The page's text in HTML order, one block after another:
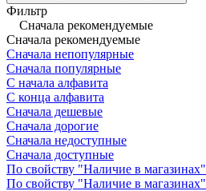
Фильтр
Сначала рекомендуемые
Сначала рекомендуемые
Сначала непопулярные
Сначала популярные
С начала алфавита
С конца алфавита
Сначала дешевые
Сначала дорогие
Сначала недоступные
Сначала доступные
По свойству "Наличие в магазинах"
По свойству "Наличие в